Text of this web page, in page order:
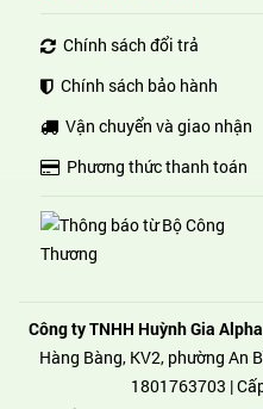
Chính sách đổi trả
Chính sách bảo hành
Vận chuyển và giao nhận
Phương thức thanh toán
Công ty TNHH Huỳnh Gia Alpha
Hàng Bàng, KV2, phường An
1801763703 |